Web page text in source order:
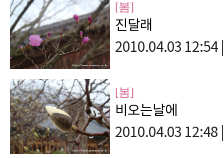
[봄]
진달래
2010.04.03 12:54
[봄]
비오는날에
2010.04.03 12:48